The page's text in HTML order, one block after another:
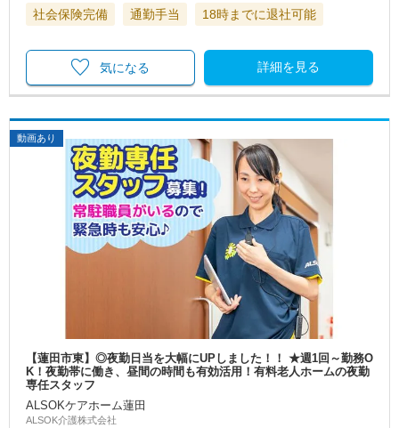
社会保険完備 通勤手当 18時までに退社可能
詳細を見る
気になる
動画あり
【蓮田市東】◎夜勤日当を大幅にUPしました！！ ★週1回～勤務O
K！夜勤帯に働き、昼間の時間も有効活用！有料老人ホームの夜勤
専任スタッフ
ALSOKケアホーム蓮田
ALSOK介護株式会社